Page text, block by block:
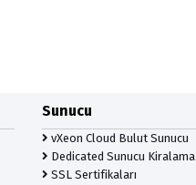
Sunucu
vXeon Cloud Bulut Sunucu
Dedicated Sunucu Kiralama
SSL Sertifikaları